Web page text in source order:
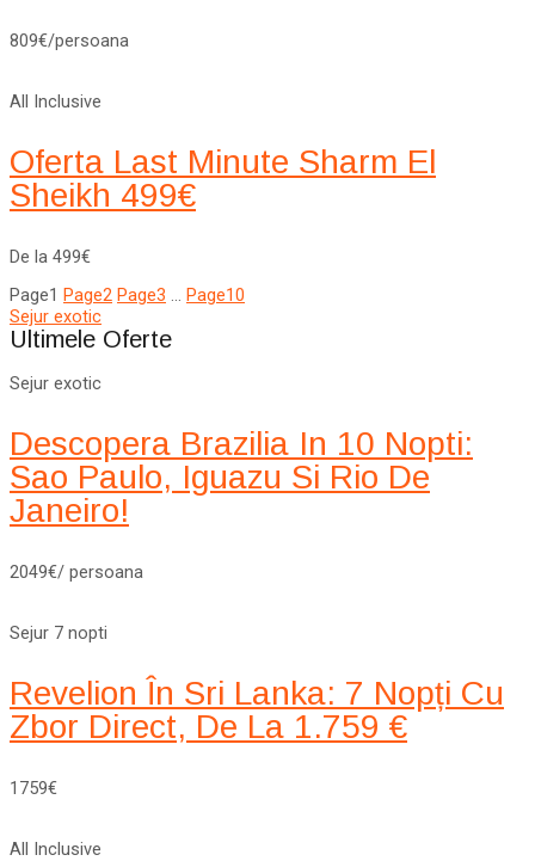
809€/persoana
All Inclusive
Oferta Last Minute Sharm El
Sheikh 499€
De la 499€
Page1 Page2 Page3 … Page10
Sejur exotic
Ultimele Oferte
Sejur exotic
Descopera Brazilia In 10 Nopti:
Sao Paulo, Iguazu Si Rio De
Janeiro!
2049€/ persoana
Sejur 7 nopti
Revelion În Sri Lanka: 7 Nopți Cu
Zbor Direct, De La 1.759 €
1759€
All Inclusive